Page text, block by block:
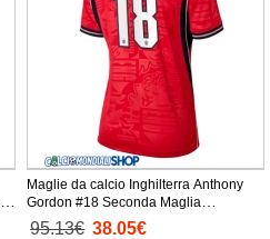
Maglie da calcio Inghilterra Anthony
Gordon #18 Seconda Maglia
95.13€ 38.05€